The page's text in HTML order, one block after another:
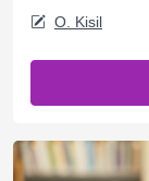
O. Kisil